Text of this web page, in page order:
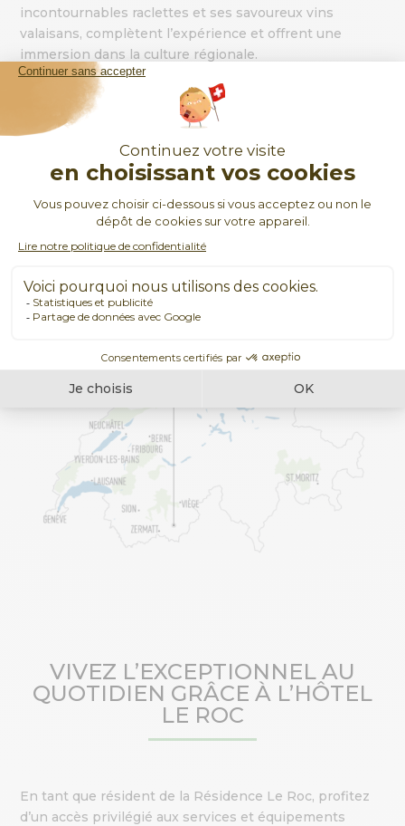
incontournables raclettes et ses savoureux vins
valaisans, complètent l’expérience et offrent une
immersion dans la culture régionale.
Saas-Fee réussit ainsi le pari d’allier harmonieusement
modernité et authenticité, offrant une expérience
unique et mémorable, quelle que soit la période de
VIVEZ L’EXCEPTIONNEL AU
QUOTIDIEN GRÂCE À L’HÔTEL
LE ROC
En tant que résident de la Résidence Le Roc, profitez
d’un accès privilégié aux services et équipements